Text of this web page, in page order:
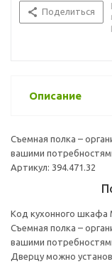
Поделиться
Описание
Съемная полка –
вашими
Артикул: 394.471.32
Код кухонного шкафа
Съемная полка –
вашими
Дверцу можно